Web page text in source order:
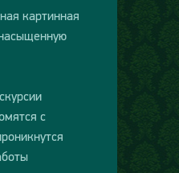
картинная
с